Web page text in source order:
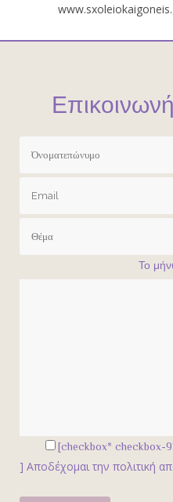
Το
[checkbox* checkbox-
] Αποδέχομαι την πολιτική